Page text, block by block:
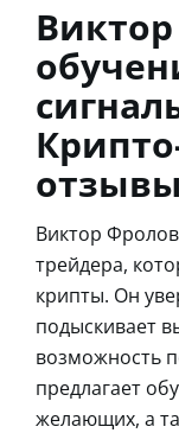
Виктор
трейдера,
крипты. Он
подыскивает
возможность
предлагает
желающих, а